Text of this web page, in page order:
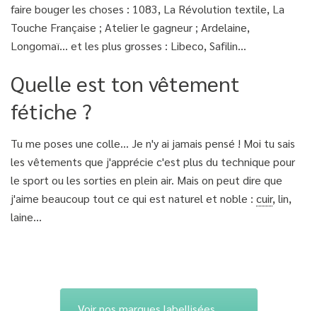
faire bouger les choses : 1083, La Révolution textile, La
Touche Française ; Atelier le gagneur ; Ardelaine,
Longomaï… et les plus grosses : Libeco, Safilin…
Quelle est ton vêtement
fétiche ?
Tu me poses une colle… Je n'y ai jamais pensé ! Moi tu sais
les vêtements que j'apprécie c'est plus du technique pour
le sport ou les sorties en plein air. Mais on peut dire que
j'aime beaucoup tout ce qui est naturel et noble : cuir, lin,
laine…